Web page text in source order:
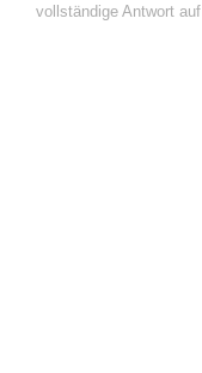
vollständige Antwort